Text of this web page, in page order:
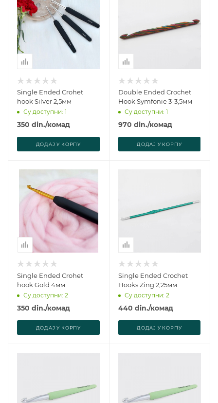
Single Ended Crohet
hook Silver 2,5мм
Су доступни: 1
350 din./комад
ДОДАJ У КОРПУ
Double Ended Crochet
Hook Symfonie 3-3,5мм
Су доступни: 1
970 din./комад
ДОДАJ У КОРПУ
Single Ended Crohet
hook Gold 4мм
Су доступни: 2
350 din./комад
ДОДАJ У КОРПУ
Single Ended Crochet
Hooks Zing 2,25мм
Су доступни: 2
440 din./комад
ДОДАJ У КОРПУ